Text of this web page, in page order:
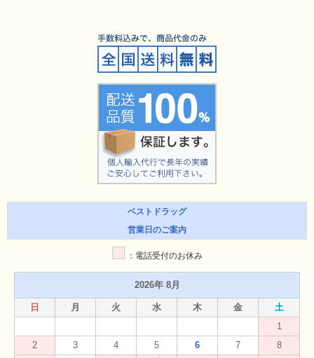
ベストドラッグ
営業日のご案内
：電話受付のお休み
2026年 8月
日 月 火 水 木 金
土
1
2
3 4 5 6 7
8